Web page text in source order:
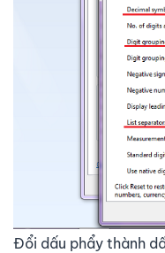
Đổi dấu phẩy thành